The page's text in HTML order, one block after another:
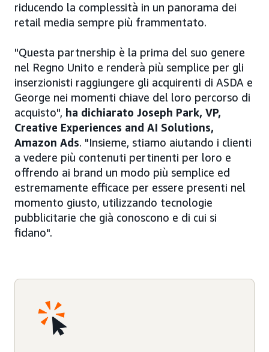
riducendo la complessità in un panorama dei
retail media sempre più frammentato.
"Questa partnership è la prima del suo genere
nel Regno Unito e renderà più semplice per gli
inserzionisti raggiungere gli acquirenti di ASDA e
George nei momenti chiave del loro percorso di
acquisto", ha dichiarato Joseph Park, VP,
Creative Experiences and AI Solutions,
Amazon Ads. "Insieme, stiamo aiutando i clienti
a vedere più contenuti pertinenti per loro e
offrendo ai brand un modo più semplice ed
estremamente efficace per essere presenti nel
momento giusto, utilizzando tecnologie
pubblicitarie che già conoscono e di cui si
fidano".